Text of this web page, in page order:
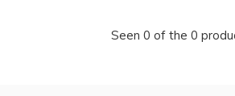
Seen 0 of the 0